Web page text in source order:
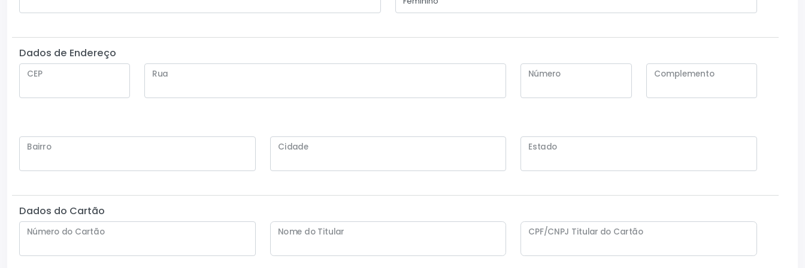
Dados de Endereço
CEP Rua Número Complemento
Bairro Cidade Estado
Dados do Cartão
Número do Cartão Nome do Titular CPF/CNPJ Titular do Cartão